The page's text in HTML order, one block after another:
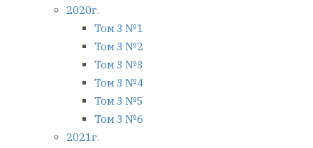
2020г.
Том 3 №1
Том 3 №2
Том 3 №3
Том 3 №4
Том 3 №5
Том 3 №6
2021г.